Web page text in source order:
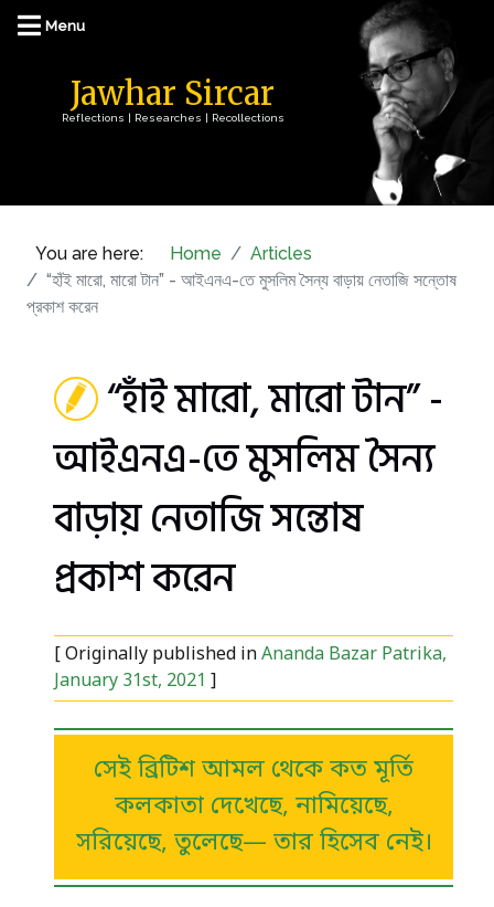
Jawhar Sircar
Reflections | Researches | Recollections
You are here: Home
Articles
“হাঁই মারো, মারো টান” - আইএনএ-তে মুসলিম সৈন্য বাড়ায় নেতাজি সন্তোষ
প্রকাশ করেন
“হাঁই মারো, মারো টান” -
আইএনএ-তে মুসলিম সৈন্য
বাড়ায় নেতাজি সন্তোষ
প্রকাশ করেন
[ Originally published inAnanda Bazar Patrika,
January 31st, 2021 ]
সেই ব্রিটিশ আমল থেকে কত মূর্তি
কলকাতা দেখেছে, নামিয়েছে,
সরিয়েছে, তুলেছে— তার হিসেব নেই।